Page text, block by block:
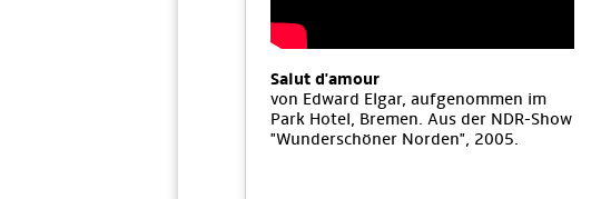
Salut d'amour
von Edward Elgar, aufgenommen im
Park Hotel, Bremen. Aus der NDR-Show
"Wunderschöner Norden", 2005.